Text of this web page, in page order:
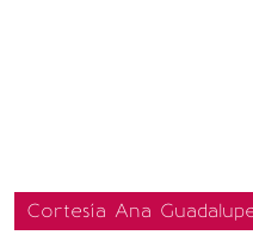
Cortesía Ana